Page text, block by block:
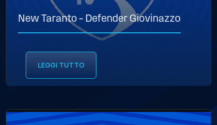
New Taranto – Defender Giovinazzo
LEGGI TUTTO